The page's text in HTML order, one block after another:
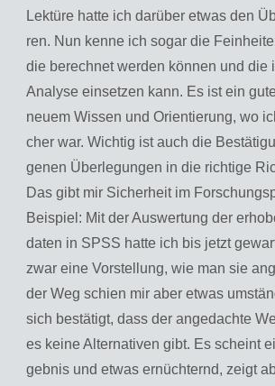
Lek­tü­re hatte ich dar­über etwas den
ren. Nun kenne ich sogar die
die be­rech­net wer­den kön­nen und die
Ana­ly­se ein­set­zen kann. Es ist ein
neuem Wis­sen und Ori­en­tie­rung, wo
cher war. Wich­tig ist auch die
ge­nen Über­le­gun­gen in die rich­ti­ge
Das gibt mir Si­cher­heit im
Bei­spiel: Mit der Aus­wer­tung der
da­ten in SPSS hatte ich bis jetzt
zwar eine Vor­stel­lung, wie man sie
der Weg schien mir aber etwas
sich be­stä­tigt, dass der an­ge­dach­te
es keine Al­ter­na­ti­ven gibt. Es scheint
geb­nis und etwas er­nüch­ternd, zeigt